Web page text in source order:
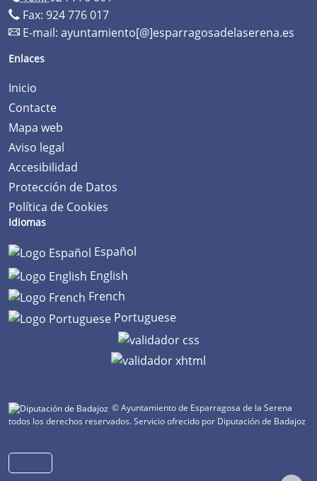
Fax: 924 776 017
E-mail: ayuntamiento[@]esparragosadelaserena.es
Enlaces
Inicio
Contacte
Mapa web
Aviso legal
Accesibilidad
Protección de Datos
Política de Cookies
Idiomas
Español
English
French
Portuguese
© Ayuntamiento de Esparragosa de la Serena
todos los derechos reservados.Servicio ofrecido por Diputación de Badajoz